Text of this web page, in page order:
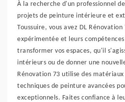
À la recherche d'un professionnel
projets de peinture intérieure et
Toussuire, vous avez DL
expérimentée et leurs
transformer vos espaces, qu'il
intérieurs ou de donner une
Rénovation 73 utilise des
techniques de peinture avancées
exceptionnels. Faites confiance à